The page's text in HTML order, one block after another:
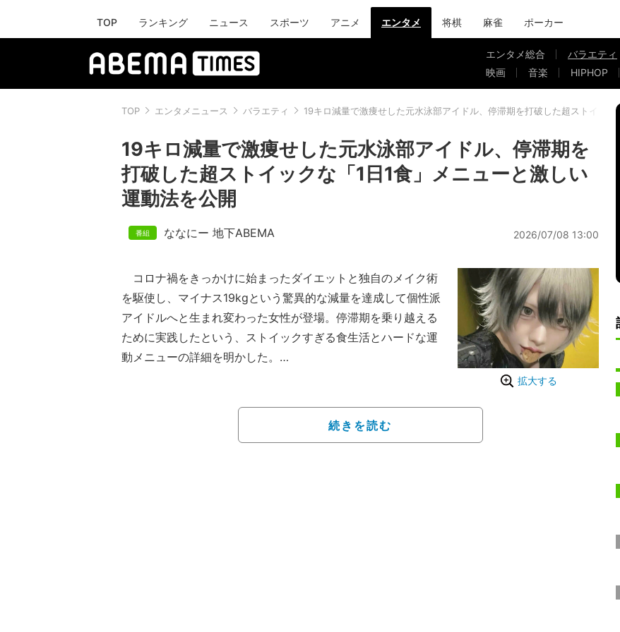
TOP ランキング ニュース スポーツ アニメ エンタメ 将棋 麻雀 ポーカー
エンタメ総合 バラエティ
映画
音楽 HIPHOP
TOP エンタメニュース バラエティ 19キロ減量で激痩せした元水泳部アイドル、停滞期を打破した超ストイック
19キロ減量で激痩せした元水泳部アイドル、停滞期を
打破した超ストイックな「1日1食」メニューと激しい
運動法を公開
ななにー 地下ABEMA 2026/07/08 13:00
拡大する
コロナ禍をきっかけに始まったダイエットと独自のメイク術
を駆使し、マイナス19kgという驚異的な減量を達成して個性派
アイドルへと生まれ変わった女性が登場。停滞期を乗り越える
ために実践したという、ストイックすぎる食生活とハードな運
動メニューの詳細を明かした。
P！」に出演したのは、雨宮ひいとさん。過去の顔写真パネル
を外して現れた、金髪ショートヘアに多数のピアスを身につけ
続きを読む